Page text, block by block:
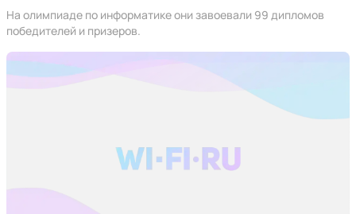
На олимпиаде по информатике они завоевали 99 дипломов
победителей и призеров.